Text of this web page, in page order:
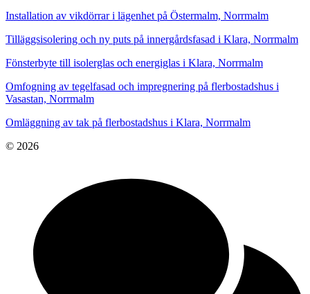
Installation av vikdörrar i lägenhet på Östermalm, Norrmalm
Tilläggsisolering och ny puts på innergårdsfasad i Klara, Norrmalm
Fönsterbyte till isolerglas och energiglas i Klara, Norrmalm
Omfogning av tegelfasad och impregnering på flerbostadshus i
Vasastan, Norrmalm
Omläggning av tak på flerbostadshus i Klara, Norrmalm
© 2026